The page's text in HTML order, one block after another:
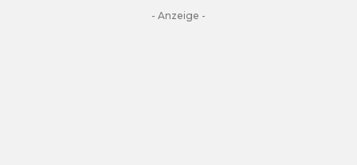
- Anzeige -